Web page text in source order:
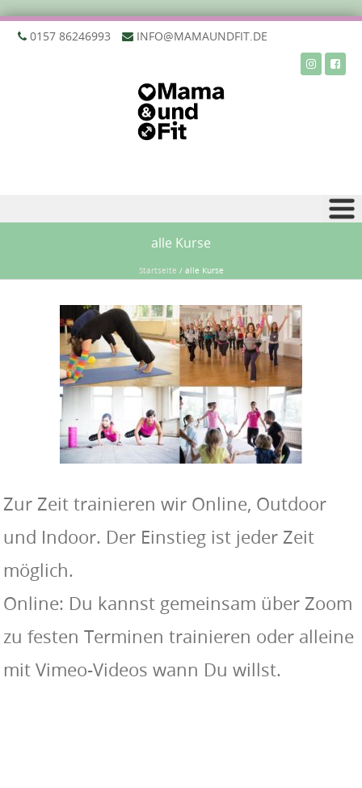
‭0157 86246993‬ INFO@MAMAUNDFIT.DE
alle Kurse
Startseite /alle Kurse
Zur Zeit trainieren wir Online, Outdoor
und Indoor. Der Einstieg ist jeder Zeit
möglich.
Online: Du kannst gemeinsam über Zoom
zu festen Terminen trainieren oder alleine
mit Vimeo-Videos wann Du willst.